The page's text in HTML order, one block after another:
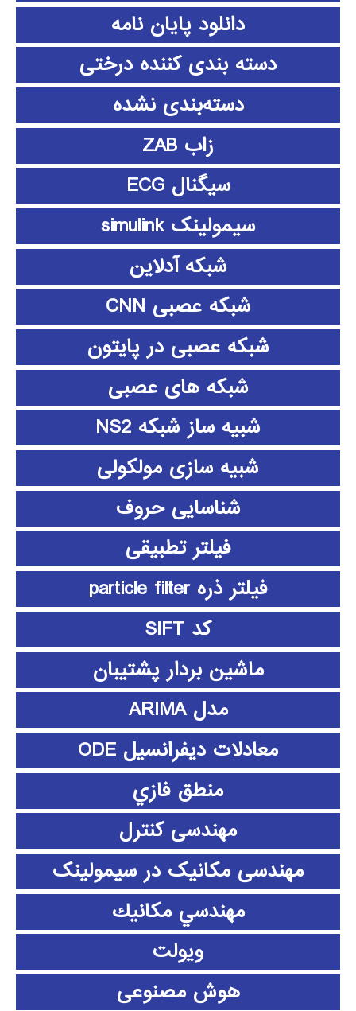
دانلود پايان نامه
دسته بندی کننده درختی
دسته‌بندی نشده
زاب ZAB
سیگنال ECG
سیمولینک simulink
شبکه آدلاین
شبکه عصبی CNN
شبکه عصبی در پایتون
شبکه های عصبی
شبیه ساز شبکه NS2
شبیه سازی مولکولی
شناسایی حروف
فیلتر تطبیقی
فیلتر ذره particle filter
کد SIFT
ماشین بردار پشتیبان
مدل ARIMA
معادلات دیفرانسیل ODE
منطق فازي
مهندسی کنترل
مهندسی مکانیک در سیمولینک
مهندسي مكانيك
ویولت
هوش مصنوعی